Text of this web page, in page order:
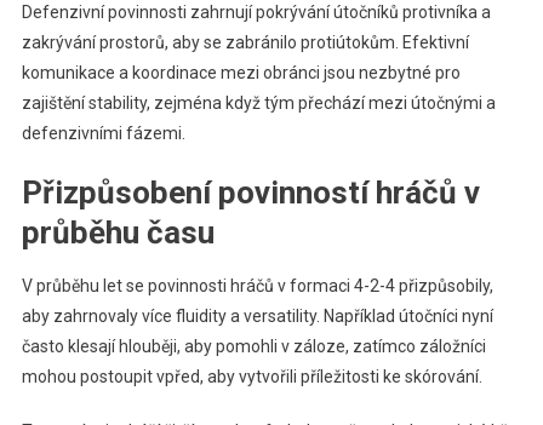
Defenzivní povinnosti zahrnují pokrývání útočníků protivníka a
zakrývání prostorů, aby se zabránilo protiútokům. Efektivní
komunikace a koordinace mezi obránci jsou nezbytné pro
zajištění stability, zejména když tým přechází mezi útočnými a
defenzivními fázemi.
Přizpůsobení povinností hráčů v
průběhu času
V průběhu let se povinnosti hráčů v formaci 4-2-4 přizpůsobily,
aby zahrnovaly více fluidity a versatility. Například útočníci nyní
často klesají hlouběji, aby pomohli v záloze, zatímco záložníci
mohou postoupit vpřed, aby vytvořili příležitosti ke skórování.